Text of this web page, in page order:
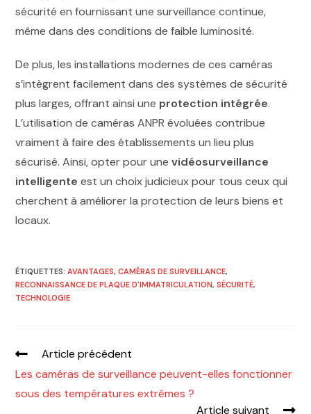
sécurité en fournissant une surveillance continue,
même dans des conditions de faible luminosité.
De plus, les installations modernes de ces caméras
s’intègrent facilement dans des systèmes de sécurité
plus larges, offrant ainsi une protection intégrée.
L’utilisation de caméras ANPR évoluées contribue
vraiment à faire des établissements un lieu plus
sécurisé. Ainsi, opter pour unevidéosurveillance
intelligente est un choix judicieux pour tous ceux qui
cherchent à améliorer la protection de leurs biens et
locaux.
ÉTIQUETTES:AVANTAGES, CAMÉRAS DE SURVEILLANCE,
RECONNAISSANCE DE PLAQUE D'IMMATRICULATION, SÉCURITÉ,
TECHNOLOGIE
Article précédent
Les caméras de surveillance peuvent-elles fonctionner
sous des températures extrêmes ?
Article suivant